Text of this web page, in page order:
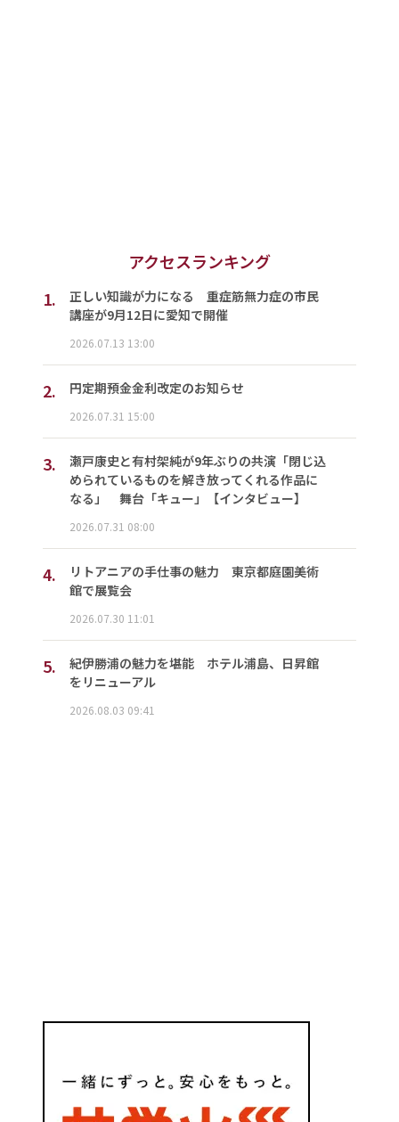
アクセスランキング
1.
正しい知識が力になる 重症筋無力症の市民
講座が9月12日に愛知で開催
2026.07.13 13:00
2. 円定期預金金利改定のお知らせ
2026.07.31 15:00
3.
瀬戸康史と有村架純が9年ぶりの共演「閉じ込
められているものを解き放ってくれる作品に
なる」 舞台「キュー」【インタビュー】
2026.07.31 08:00
4.
リトアニアの手仕事の魅力 東京都庭園美術
館で展覧会
2026.07.30 11:01
5.
紀伊勝浦の魅力を堪能 ホテル浦島、日昇館
をリニューアル
2026.08.03 09:41